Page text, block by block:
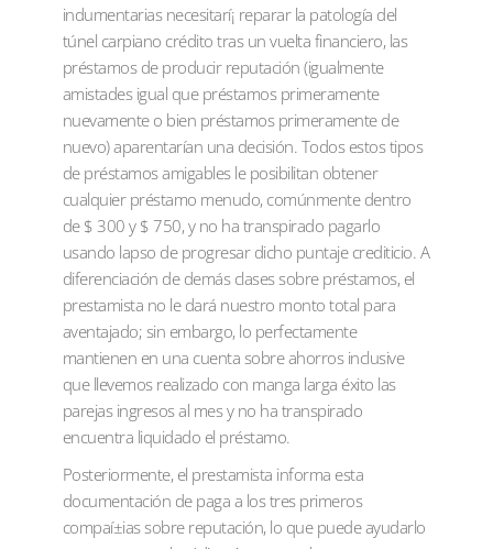
indumentarias necesitarí¡ reparar la patologí­a del
túnel carpiano crédito tras un vuelta financiero, las
préstamos de producir reputación (igualmente
amistades igual que préstamos primeramente
nuevamente o bien préstamos primeramente de
nuevo) aparentarían una decisión. Todos estos tipos
de préstamos amigables le posibilitan obtener
cualquier préstamo menudo, comúnmente dentro
de $ 300 y $ 750, y no ha transpirado pagarlo
usando lapso de progresar dicho puntaje crediticio. A
diferenciación de demás clases sobre préstamos, el
prestamista no le dará nuestro monto total para
aventajado; sin embargo, lo perfectamente
mantienen en una cuenta sobre ahorros inclusive
que llevemos realizado con manga larga éxito las
parejas ingresos al mes y no ha transpirado
encuentra liquidado el préstamo.
Posteriormente, el prestamista informa esta
documentación de paga a los tres primeros
compaí±ias sobre reputación, lo que puede ayudarlo